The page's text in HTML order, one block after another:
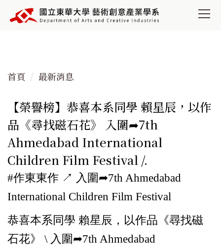
到
容
首頁 最新消息
【榮譽榜】恭喜本系同學 賴星辰，以作
品《尋找磁石花》 入圍➦7th
Ahmedabad International
Children Film Festival /.
#作東東作 ↗︎ 入圍➦7th Ahmedabad
International Children Film Festival
恭喜本系同學 賴星辰，以作品《尋找磁
石花》 \ 入圍➦7th Ahmedabad